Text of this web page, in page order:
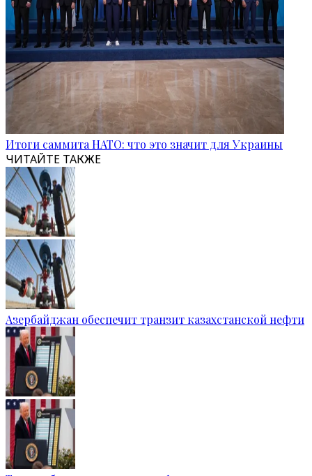
Итоги саммита НАТО: что это значит для Украины
ЧИТАЙТЕ ТАКЖЕ
Азербайджан обеспечит транзит казахстанской нефти